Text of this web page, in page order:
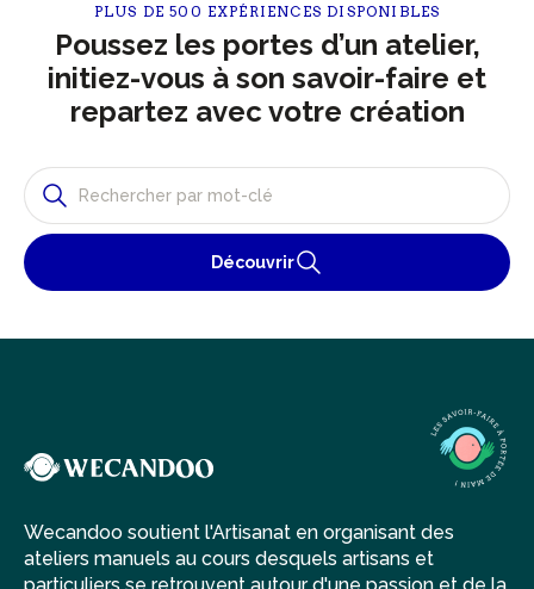
PLUS DE 500 EXPÉRIENCES DISPONIBLES
Poussez les portes d’un atelier,
initiez-vous à son savoir-faire et
repartez avec votre création
Découvrir
Wecandoo soutient l'Artisanat en organisant des
ateliers manuels au cours desquels artisans et